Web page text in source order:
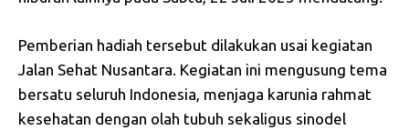
Pemberian hadiah tersebut dilakukan usai kegiatan
Jalan Sehat Nusantara. Kegiatan ini mengusung tema
bersatu seluruh Indonesia, menjaga karunia rahmat
kesehatan dengan olah tubuh sekaligus sinodel